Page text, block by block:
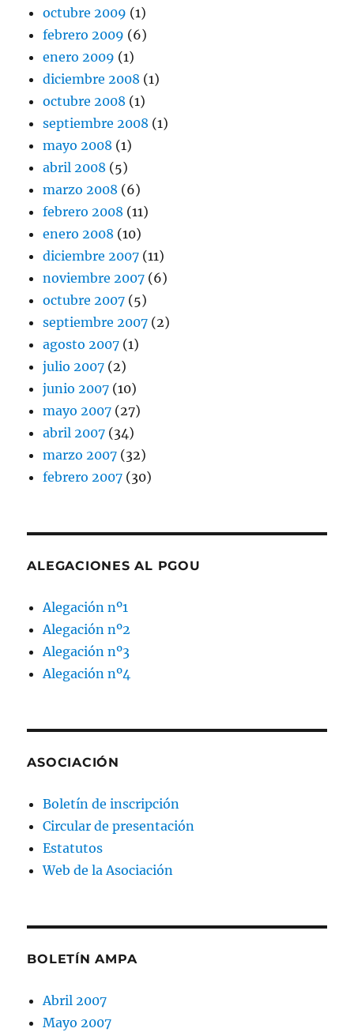
octubre 2009 (1)
febrero 2009 (6)
enero 2009 (1)
diciembre 2008 (1)
octubre 2008 (1)
septiembre 2008 (1)
mayo 2008 (1)
abril 2008 (5)
marzo 2008 (6)
febrero 2008 (11)
enero 2008 (10)
diciembre 2007 (11)
noviembre 2007 (6)
octubre 2007 (5)
septiembre 2007 (2)
agosto 2007 (1)
julio 2007 (2)
junio 2007 (10)
mayo 2007 (27)
abril 2007 (34)
marzo 2007 (32)
febrero 2007 (30)
ALEGACIONES AL PGOU
Alegación nº1
Alegación nº2
Alegación nº3
Alegación nº4
ASOCIACIÓN
Boletín de inscripción
Circular de presentación
Estatutos
Web de la Asociación
BOLETÍN AMPA
Abril 2007
Mayo 2007